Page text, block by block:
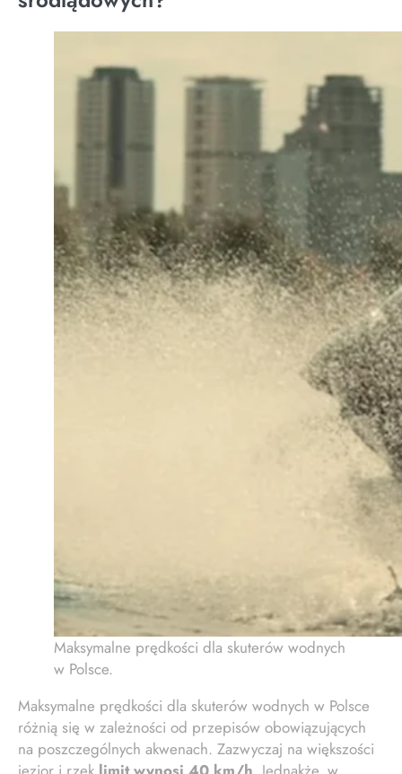
Maksymalne prędkości dla skuterów wodnych
w Polsce.
Maksymalne prędkości dla skuterów wodnych w Polsce
różnią się w zależności od przepisów obowiązujących
na poszczególnych akwenach. Zazwyczaj na większości